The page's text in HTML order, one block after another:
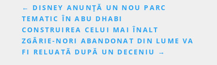
← DISNEY ANUNȚĂ UN NOU PARC
TEMATIC ÎN ABU DHABI
CONSTRUIREA CELUI MAI ÎNALT
ZGÂRIE-NORI ABANDONAT DIN LUME VA
FI RELUATĂ DUPĂ UN DECENIU →